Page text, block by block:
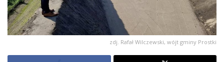
zdj. Rafał Wilczewski, wójt gminy Prostki